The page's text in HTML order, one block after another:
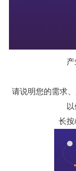
请说明您的需求
长